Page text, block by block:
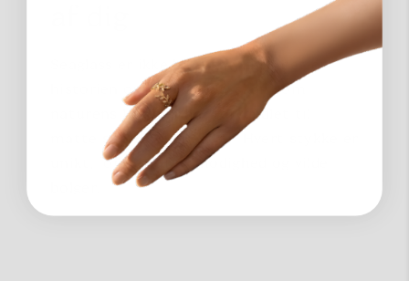
Seaglass er ikke bare smykker; det er
historien om skarpe glasskår, som
naturens kræfter har forvandlet til
matte skatte over årtier. Hvert stykke er
unikt, formet af tålmodighed og vilde